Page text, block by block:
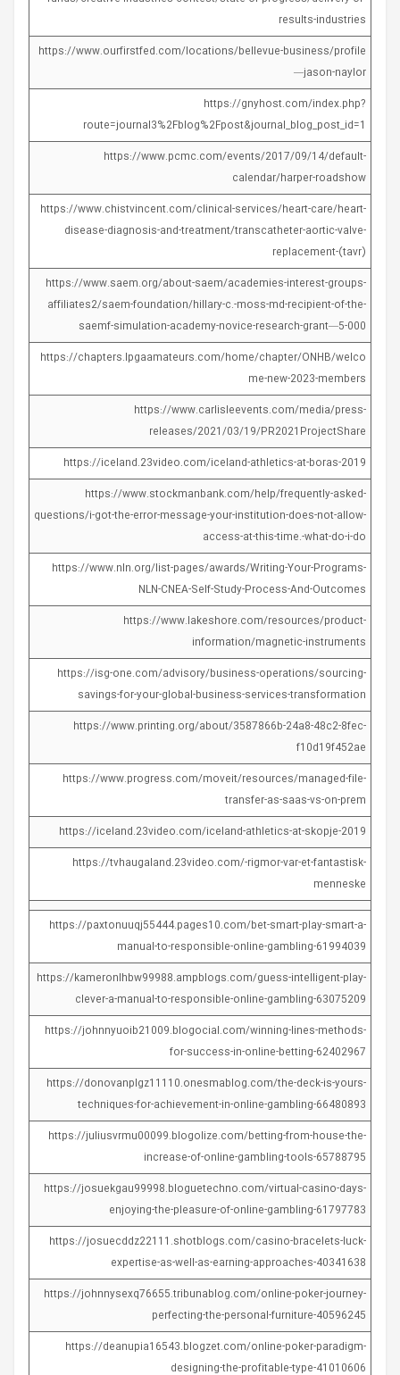
results-industries
https://www.ourfirstfed.com/locations/bellevue-business/profile
—jason-naylor
https://gnyhost.com/index.php?
route=journal3%2Fblog%2Fpost&journal_blog_post_id=1
https://www.pcmc.com/events/2017/09/14/default-
calendar/harper-roadshow
https://www.chistvincent.com/clinical-services/heart-care/heart-
disease-diagnosis-and-treatment/transcatheter-aortic-valve-
replacement-(tavr)
https://www.saem.org/about-saem/academies-interest-groups-
affiliates2/saem-foundation/hillary-c.-moss-md-recipient-of-the-
saemf-simulation-academy-novice-research-grant—5-000
https://chapters.lpgaamateurs.com/home/chapter/ONHB/welco
me-new-2023-members
https://www.carlisleevents.com/media/press-
releases/2021/03/19/PR2021ProjectShare
https://iceland.23video.com/iceland-athletics-at-boras-2019
https://www.stockmanbank.com/help/frequently-asked-
questions/i-got-the-error-message-your-institution-does-not-allow-
access-at-this-time.-what-do-i-do
https://www.nln.org/list-pages/awards/Writing-Your-Programs-
NLN-CNEA-Self-Study-Process-And-Outcomes
https://www.lakeshore.com/resources/product-
information/magnetic-instruments
https://isg-one.com/advisory/business-operations/sourcing-
savings-for-your-global-business-services-transformation
https://www.printing.org/about/3587866b-24a8-48c2-8fec-
f10d19f452ae
https://www.progress.com/moveit/resources/managed-file-
transfer-as-saas-vs-on-prem
https://iceland.23video.com/iceland-athletics-at-skopje-2019
https://tvhaugaland.23video.com/-rigmor-var-et-fantastisk-
menneske
https://paxtonuuqj55444.pages10.com/bet-smart-play-smart-a-
manual-to-responsible-online-gambling-61994039
https://kameronlhbw99988.ampblogs.com/guess-intelligent-play-
clever-a-manual-to-responsible-online-gambling-63075209
https://johnnyuoib21009.blogocial.com/winning-lines-methods-
for-success-in-online-betting-62402967
https://donovanplgz11110.onesmablog.com/the-deck-is-yours-
techniques-for-achievement-in-online-gambling-66480893
https://juliusvrmu00099.blogolize.com/betting-from-house-the-
increase-of-online-gambling-tools-65788795
https://josuekgau99998.bloguetechno.com/virtual-casino-days-
enjoying-the-pleasure-of-online-gambling-61797783
https://josuecddz22111.shotblogs.com/casino-bracelets-luck-
expertise-as-well-as-earning-approaches-40341638
https://johnnysexq76655.tribunablog.com/online-poker-journey-
perfecting-the-personal-furniture-40596245
https://deanupia16543.blogzet.com/online-poker-paradigm-
designing-the-profitable-type-41010606